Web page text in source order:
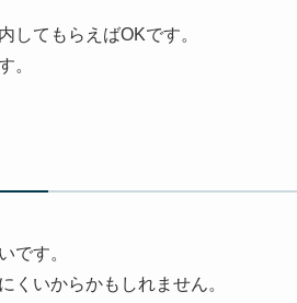
してもらえばOKです。
。
です。
くいからかもしれません。